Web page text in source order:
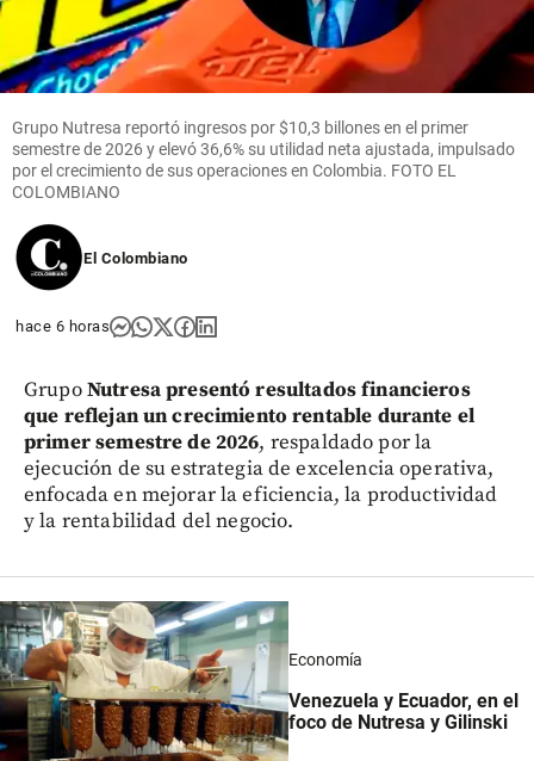
Grupo Nutresa reportó ingresos por $10,3 billones en el primer
semestre de 2026 y elevó 36,6% su utilidad neta ajustada, impulsado
por el crecimiento de sus operaciones en Colombia. FOTO EL
COLOMBIANO
El Colombiano
hace 6 horas
GrupoNutresa presentó resultados financieros
que reflejan un crecimiento rentable durante el
primer semestre de 2026, respaldado por la
ejecución de su estrategia de excelencia operativa,
enfocada en mejorar la eficiencia, la productividad
y la rentabilidad del negocio.
Economía
Venezuela y Ecuador, en el
foco de Nutresa y Gilinski